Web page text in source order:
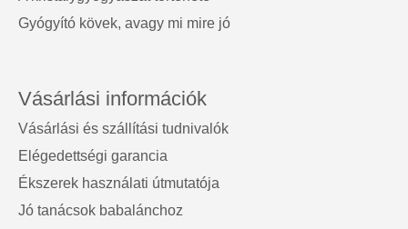
Gyógyító kövek, avagy mi mire jó
Vásárlási információk
Vásárlási és szállítási tudnivalók
Elégedettségi garancia
Ékszerek használati útmutatója
Jó tanácsok babalánchoz